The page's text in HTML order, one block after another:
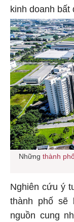
kinh doanh bất
Những thành
Nghiên cứu ý
thành phố sẽ
nguồn cung